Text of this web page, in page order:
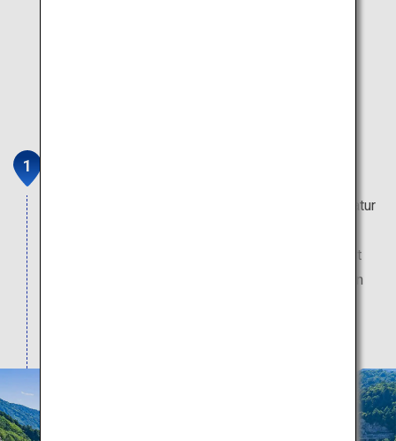
Genießen Sie auf dieser Bergtour die herrliche Natur
Kurobe-Staudamm, der höchste in Japan, befindet
sich in der Kurobe-Schlucht, einer der drei größten